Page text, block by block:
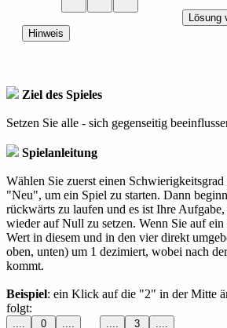
Ziel des Spieles
Setzen Sie alle - sich gegenseitig
Spielanleitung
Wählen Sie zuerst einen
"Neu", um ein Spiel zu starten. Dann
rückwärts zu laufen und es ist Ihre
wieder auf Null zu setzen. Wenn Sie auf
Wert in diesem und in den vier direkt
oben, unten) um 1 dezimiert, wobei nach
kommt.
Beispiel: ein Klick auf die "2" in der Mitte
folgt: